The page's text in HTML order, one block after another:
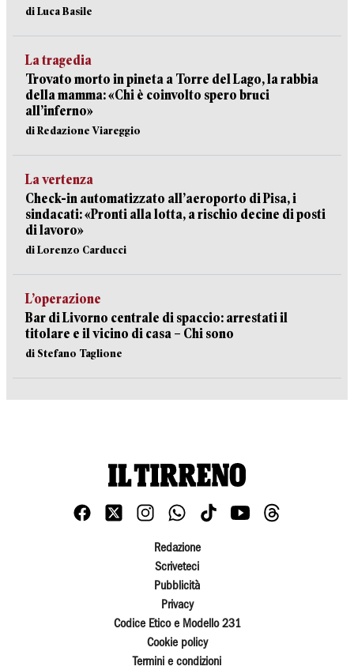
di Luca Basile
La tragedia
Trovato morto in pineta a Torre del Lago, la rabbia
della mamma: «Chi è coinvolto spero bruci
all’inferno»
di Redazione Viareggio
La vertenza
Check-in automatizzato all’aeroporto di Pisa, i
sindacati: «Pronti alla lotta, a rischio decine di posti
di lavoro»
di Lorenzo Carducci
L’operazione
Bar di Livorno centrale di spaccio: arrestati il
titolare e il vicino di casa – Chi sono
di Stefano Taglione
Redazione
Scriveteci
Pubblicità
Privacy
Codice Etico e Modello 231
Cookie policy
Termini e condizioni